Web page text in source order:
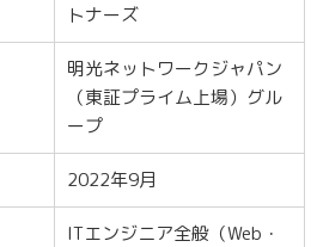
トナーズ
明光ネットワークジャパン
（東証プライム上場）グル
ープ
2022年9月
ITエンジニア全般（Web・